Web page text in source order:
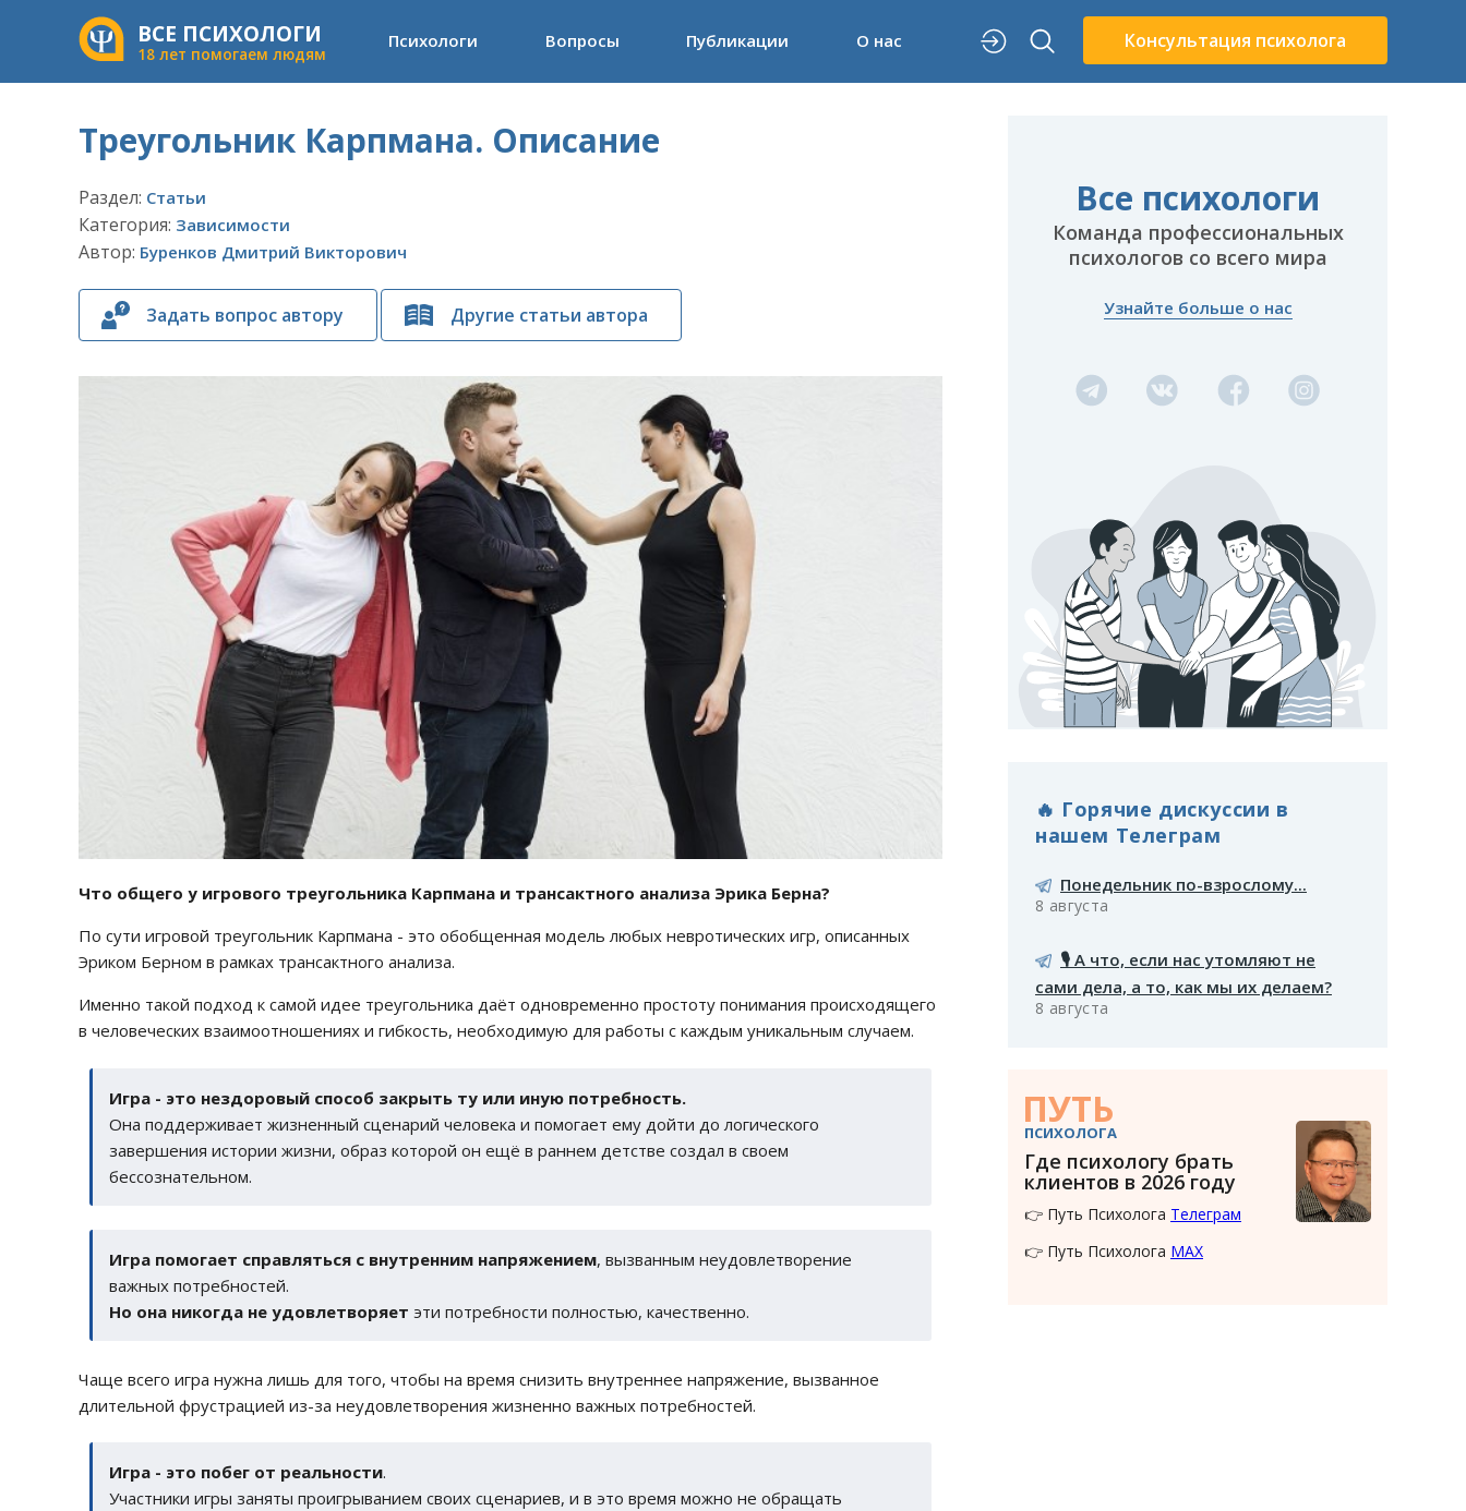
ВСЕ ПСИХОЛОГИ
18 лет помогаем людям
Психологи Вопросы Публикации О нас Консультация психолога
Треугольник Карпмана. Описание
Раздел: Статьи
Категория: Зависимости
Автор: Буренков Дмитрий Викторович
Задать вопрос автору Другие статьи автора
Что общего у игрового треугольника Карпмана и трансактного анализа Эрика Берна?
По сути игровой треугольник Карпмана - это обобщенная модель любых невротических игр, описанных
Эриком Берном в рамках трансактного анализа.
Именно такой подход к самой идее треугольника даёт одновременно простоту понимания происходящего
в человеческих взаимоотношениях и гибкость, необходимую для работы с каждым уникальным случаем.
Игра - это нездоровый способ закрыть ту или иную потребность.
Она поддерживает жизненный сценарий человека и помогает ему дойти до логического
завершения истории жизни, образ которой он ещё в раннем детстве создал в своем
бессознательном.
Игра помогает справляться с внутренним напряжением, вызванным неудовлетворение
важных потребностей.
Но она никогда не удовлетворяет эти потребности полностью, качественно.
Чаще всего игра нужна лишь для того, чтобы на время снизить внутреннее напряжение, вызванное
длительной фрустрацией из-за неудовлетворения жизненно важных потребностей.
Игра - это побег от реальности.
Участники игры заняты проигрыванием своих сценариев, и в это время можно не обращать
Все психологи
Команда профессиональных
психологов со всего мира
Узнайте больше о нас
🔥 Горячие дискуссии в
нашем Телеграм
Понедельник по-взрослому...
8 августа
🎙️ А что, если нас утомляют не
сами дела, а то, как мы их делаем?
8 августа
ПУТЬ
ПСИХОЛОГА
Где психологу брать
клиентов в 2026 году
👉 Путь Психолога Телеграм
👉 Путь Психолога MAX